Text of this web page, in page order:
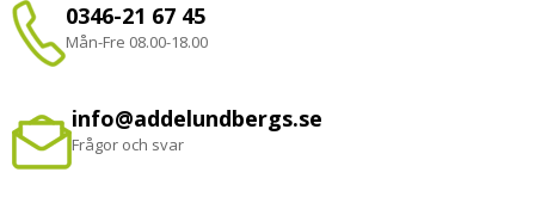
0346-21 67 45
Mån-Fre 08.00-18.00
info@addelundbergs.se
Frågor och svar